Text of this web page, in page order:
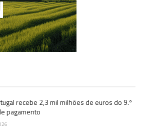
recebe 2,3 mil milhões de euros do 9.º
pagamento